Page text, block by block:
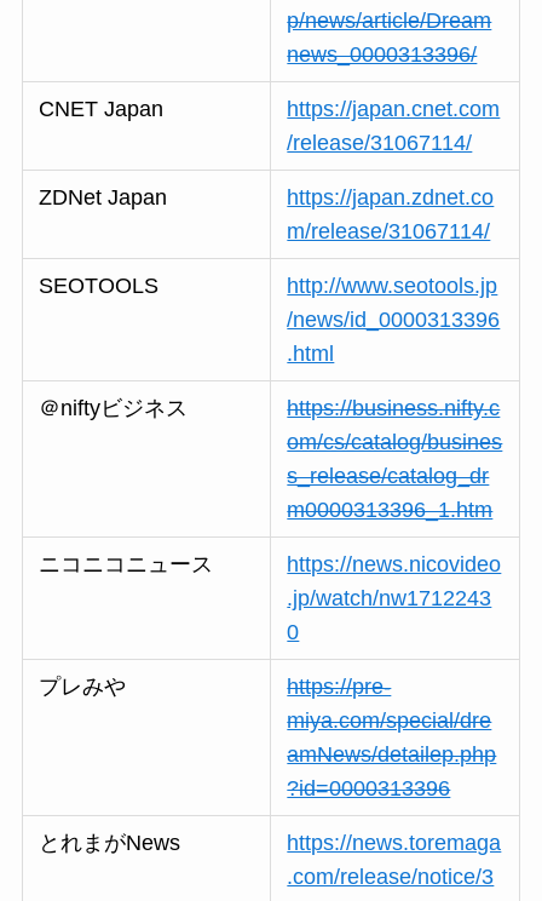
p/news/article/Dream
news_0000313396/
CNET Japan
https://japan.cnet.com
/release/31067114/
ZDNet Japan
https://japan.zdnet.co
m/release/31067114/
SEOTOOLS
http://www.seotools.jp
/news/id_0000313396
.html
＠niftyビジネス
https://business.nifty.c
om/cs/catalog/busines
s_release/catalog_dr
m0000313396_1.htm
ニコニコニュース
https://news.nicovideo
.jp/watch/nw1712243
0
プレみや
https://pre-
miya.com/special/dre
amNews/detailep.php
?id=0000313396
とれまがNews
https://news.toremaga
.com/release/notice/3